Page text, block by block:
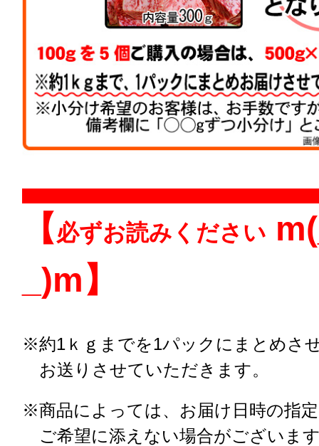
【 必ずお読みください
_)m】
※約1ｋｇまでを1パックにまとめさ
お送りさせていただきます。
※商品によっては、お届け日時の指
ご希望に添えない場合がございま